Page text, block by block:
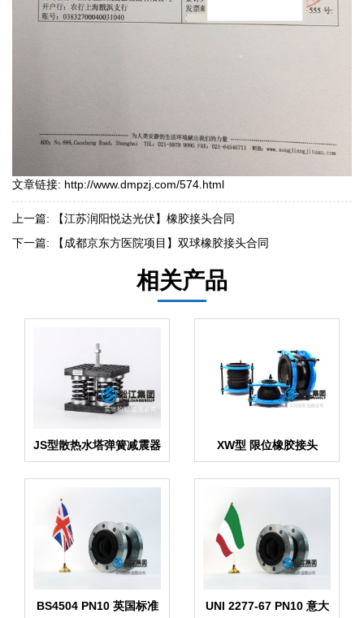
文章链接: http://www.dmpzj.com/574.html
上一篇:
【江苏润阳悦达光伏】橡胶接头合同
下一篇:
【成都京东方医院项目】双球橡胶接头合同
相关产品
JS型散热水塔弹簧减震器 XW型 限位橡胶接头
BS4504 PN10 英国标准
UNI 2277-67 PN10 意大